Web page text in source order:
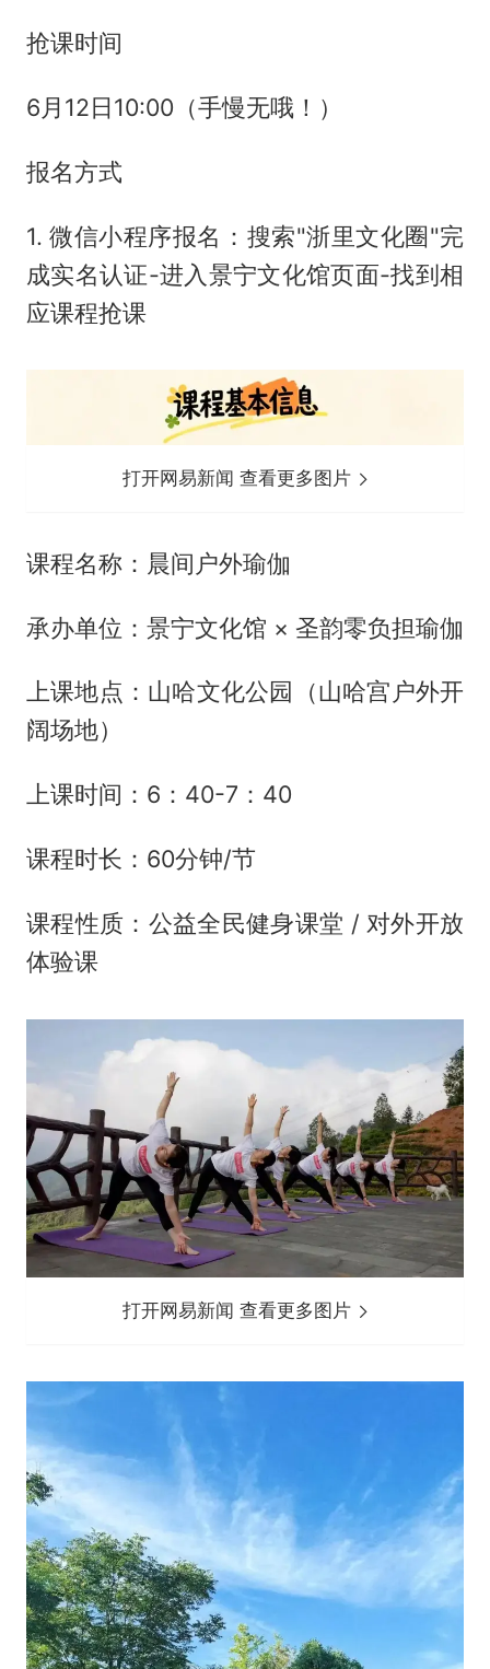
抢课时间
6月12日10:00（手慢无哦！）
报名方式
1. 微信小程序报名：搜索"浙里文化圈"完
成实名认证-进入景宁文化馆页面-找到相
应课程抢课
打开网易新闻 查看更多图片
课程名称：晨间户外瑜伽
承办单位：景宁文化馆 × 圣韵零负担瑜伽
上课地点：山哈文化公园（山哈宫户外开
阔场地）
上课时间：6：40-7：40
课程时长：60分钟/节
课程性质：公益全民健身课堂 / 对外开放
体验课
打开网易新闻 查看更多图片